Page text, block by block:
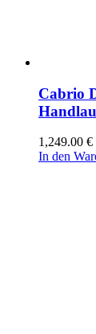
Cabrio
1,249.00 €
In den